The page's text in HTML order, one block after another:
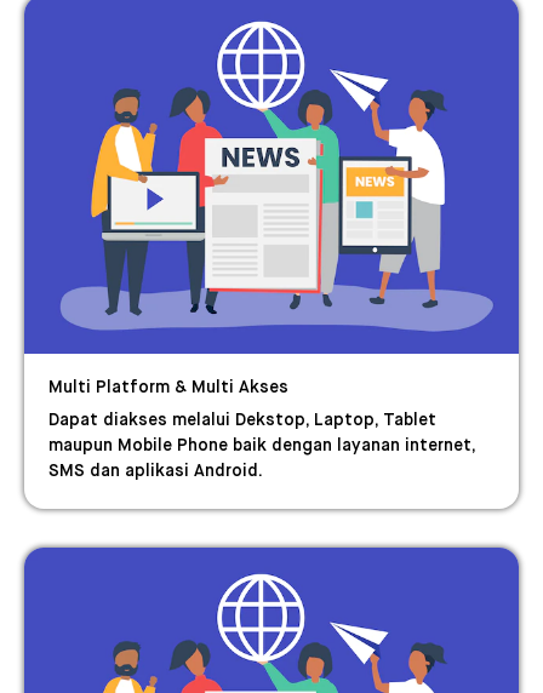
Multi Platform & Multi Akses
Dapat diakses melalui Dekstop, Laptop, Tablet
maupun Mobile Phone baik dengan layanan internet,
SMS dan aplikasi Android.